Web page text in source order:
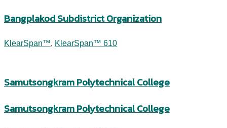
Bangplakod Subdistrict Organization
KlearSpan™, KlearSpan™ 610
Samutsongkram Polytechnical College
Samutsongkram Polytechnical College